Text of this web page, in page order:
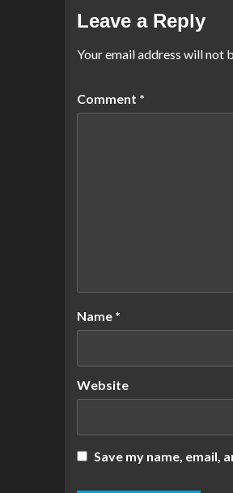
Leave a Reply
Your email address will not
Comment *
Name *
Website
Save my name, email,